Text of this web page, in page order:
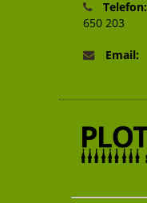
Telefon:
650 203
Email: